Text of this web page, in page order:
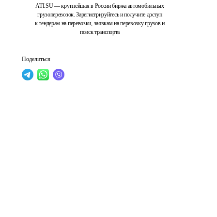
ATI.SU — крупнейшая в России биржа автомобильных
грузоперевозок. Зарегистрируйтесь и получите доступ
к тендерам на перевозки, заявкам на перевозку грузов и
поиск транспорта
Поделиться